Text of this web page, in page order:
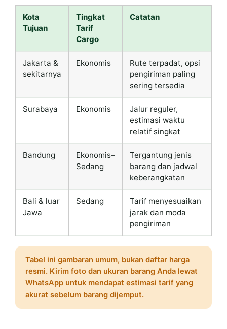
Kota
Tujuan
Tingkat
Tarif
Cargo
Catatan
Jakarta &
sekitarnya
Ekonomis
Rute terpadat, opsi
pengiriman paling
sering tersedia
Surabaya Ekonomis
Jalur reguler,
estimasi waktu
relatif singkat
Bandung
Ekonomis–
Sedang
Tergantung jenis
barang dan jadwal
keberangkatan
Bali & luar
Jawa
Sedang
Tarif menyesuaikan
jarak dan moda
pengiriman
Tabel ini gambaran umum, bukan daftar harga
resmi. Kirim foto dan ukuran barang Anda lewat
WhatsApp untuk mendapat estimasi tarif yang
akurat sebelum barang dijemput.